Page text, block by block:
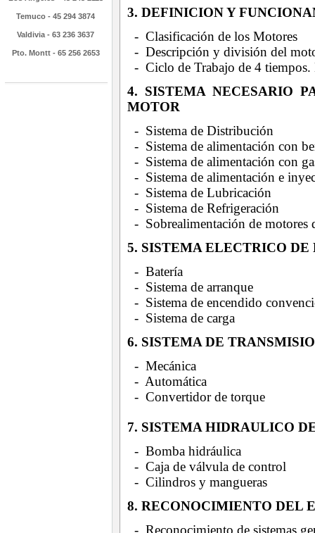
Temuco - 45 294 3874
Valdivia - 63 236 3637
Pto. Montt - 65 256 2653
3. DEFINICION Y
- Clasificación de los Motores
- Descripción y división del
- Ciclo de Trabajo de 4
4. SISTEMA NECESARIO
MOTOR
- Sistema de Distribución
- Sistema de alimentación con
- Sistema de alimentación con
- Sistema de alimentación e
- Sistema de Lubricación
- Sistema de Refrigeración
- Sobrealimentación de motores
5. SISTEMA ELECTRICO DE
- Batería
- Sistema de arranque
- Sistema de encendido
- Sistema de carga
6. SISTEMA DE
- Mecánica
- Automática
- Convertidor de torque
7. SISTEMA HIDRAULICO
- Bomba hidráulica
- Caja de válvula de control
- Cilindros y mangueras
8. RECONOCIMIENTO DEL
- Reconocimiento de sistemas